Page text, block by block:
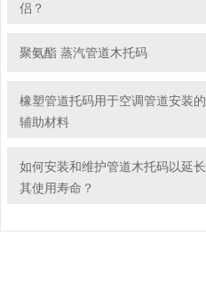
侣？
聚氨酯 蒸汽管道木托码
橡塑管道托码用于空调管道安装的
辅助材料
如何安装和维护管道木托码以延长
其使用寿命？